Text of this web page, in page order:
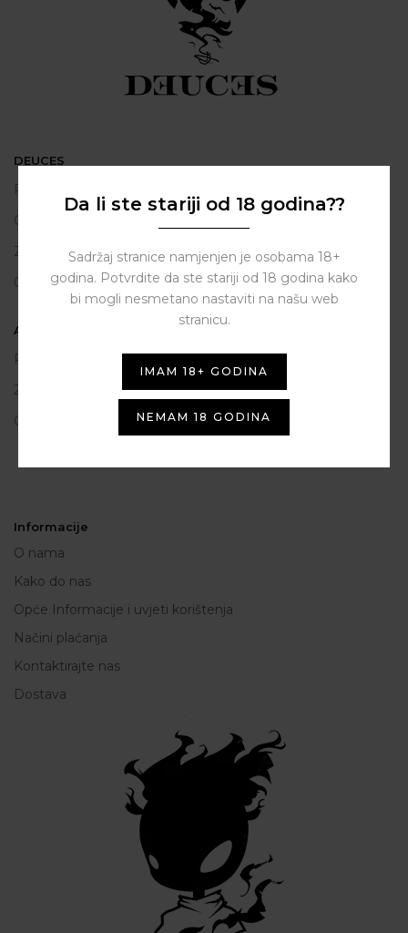
DEUCES
Polačišće 2
City Gallery
Zadar
098 163 2222
ASSIST HUB d.o.o.
Put vrljuge 13
23206 Sukošan
OIB: 80250945864
Informacije
O nama
Kako do nas
Opće Informacije i uvjeti korištenja
Načini plaćanja
Kontaktirajte nas
Dostava
Da li ste stariji od 18 godina??
Sadržaj stranice namjenjen je osobama 18+
godina. Potvrdite da ste stariji od 18 godina kako
bi mogli nesmetano nastaviti na našu web
stranicu.
IMAM 18+ GODINA
NEMAM 18 GODINA